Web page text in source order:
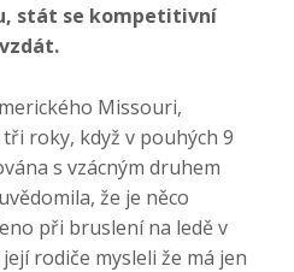
stát se kompetitivní
Missouri,
roky, když v pouhých 9
s vzácným druhem
že je něco
při bruslení na ledě v
rodiče mysleli že má jen